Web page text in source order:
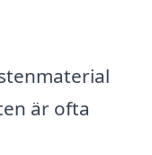
är ofta